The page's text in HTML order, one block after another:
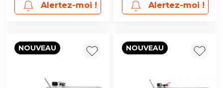
Alertez-moi ! Alertez-moi !
NOUVEAU NOUVEAU